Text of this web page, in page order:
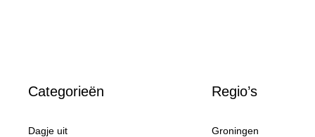
Categorieën
Dagje uit
Regio’s
Groningen